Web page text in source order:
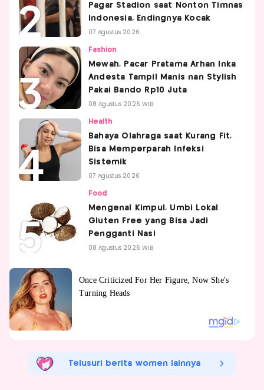
Pagar Stadion saat Nonton Timnas
Indonesia, Endingnya Kocak
07 Agustus 2026
Fashion
Mewah, Pacar Pratama Arhan Inka
Andesta Tampil Manis nan Stylish
Pakai Bando Rp10 Juta
08 Agustus 2026 WIB
Health
Bahaya Olahraga saat Kurang Fit,
Bisa Memperparah Infeksi
Sistemik
07 Agustus 2026
Food
Mengenal Kimpul, Umbi Lokal
Gluten Free yang Bisa Jadi
Pengganti Nasi
08 Agustus 2026 WIB
Telusuri berita women lainnya